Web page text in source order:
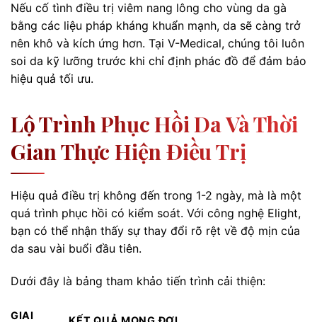
Nếu cố tình điều trị viêm nang lông cho vùng da gà
bằng các liệu pháp kháng khuẩn mạnh, da sẽ càng trở
nên khô và kích ứng hơn. Tại V-Medical, chúng tôi luôn
soi da kỹ lưỡng trước khi chỉ định phác đồ để đảm bảo
hiệu quả tối ưu.
Lộ Trình Phục Hồi Da Và Thời
Gian Thực Hiện Điều Trị
Hiệu quả điều trị không đến trong 1-2 ngày, mà là một
quá trình phục hồi có kiểm soát. Với công nghệ Elight,
bạn có thể nhận thấy sự thay đổi rõ rệt về độ mịn của
da sau vài buổi đầu tiên.
Dưới đây là bảng tham khảo tiến trình cải thiện:
GIAI